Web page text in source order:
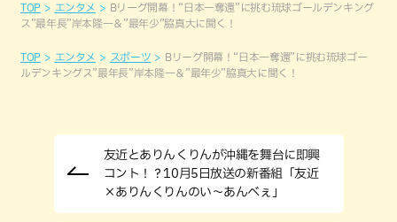
TOP エンタメ
Bリーグ開幕！“日本一奪還”に挑む琉球ゴールデンキング
ス”最年長”岸本隆一＆”最年少”脇真大に聞く！
TOP エンタメ スポーツ
Bリーグ開幕！“日本一奪還”に挑む琉球ゴー
ルデンキングス”最年長”岸本隆一＆”最年少”脇真大に聞く！
友近とありんくりんが沖縄を舞台に即興
コント！？10月5日放送の新番組「友近
×ありんくりんのい～あんべぇ」